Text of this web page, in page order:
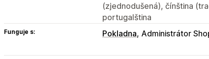
(zjednodušená), čínština
portugalština
Funguje s: Pokladna Administrátor